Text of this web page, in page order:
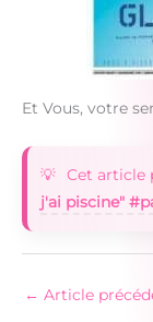
Et Vous, votre
Cet article
j'ai piscine"
← Article